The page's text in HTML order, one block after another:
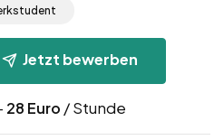
Jetzt bewerben
28 Euro / Stunde